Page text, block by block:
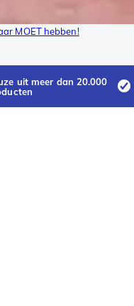
MOET hebben!
uit meer dan 20.000